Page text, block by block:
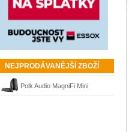
NEJPRODÁVANĚJŠÍ ZBOŽÍ
Polk Audio MagniFi Mini